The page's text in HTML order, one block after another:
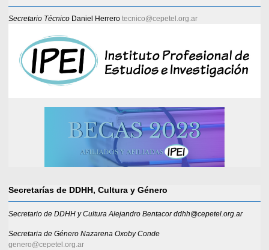
Secretario Técnico Daniel Herrero tecnico@cepetel.org.ar
Secretarías de DDHH, Cultura y Género
Secretario de DDHH y Cultura Alejandro Bentacor ddhh@cepetel.org.ar
Secretaria de Género Nazarena Oxoby Conde
genero@cepetel.org.ar